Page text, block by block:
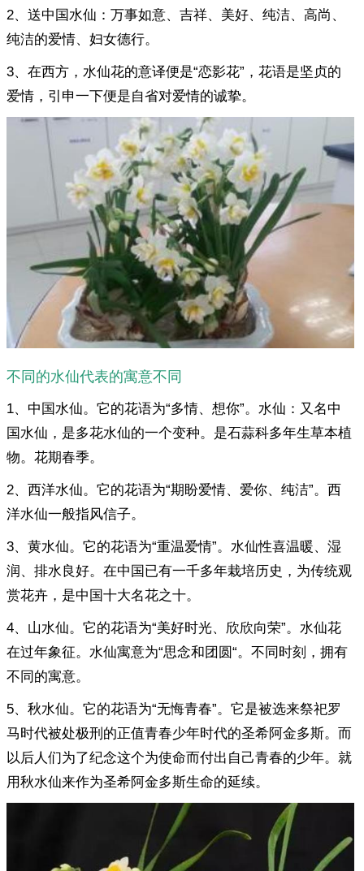
2、送中国水仙：万事如意、吉祥、美好、纯洁、高尚、
纯洁的爱情、妇女德行。
3、在西方，水仙花的意译便是“恋影花”，花语是坚贞的
爱情，引申一下便是自省对爱情的诚挚。
不同的水仙代表的寓意不同
1、中国水仙。它的花语为“多情、想你”。水仙：又名中
国水仙，是多花水仙的一个变种。是石蒜科多年生草本植
物。花期春季。
2、西洋水仙。它的花语为“期盼爱情、爱你、纯洁”。西
洋水仙一般指风信子。
3、黄水仙。它的花语为“重温爱情”。水仙性喜温暖、湿
润、排水良好。在中国已有一千多年栽培历史，为传统观
赏花卉，是中国十大名花之十。
4、山水仙。它的花语为“美好时光、欣欣向荣”。水仙花
在过年象征。水仙寓意为“思念和团圆“。不同时刻，拥有
不同的寓意。
5、秋水仙。它的花语为“无悔青春”。它是被选来祭祀罗
马时代被处极刑的正值青春少年时代的圣希阿金多斯。而
以后人们为了纪念这个为使命而付出自己青春的少年。就
用秋水仙来作为圣希阿金多斯生命的延续。